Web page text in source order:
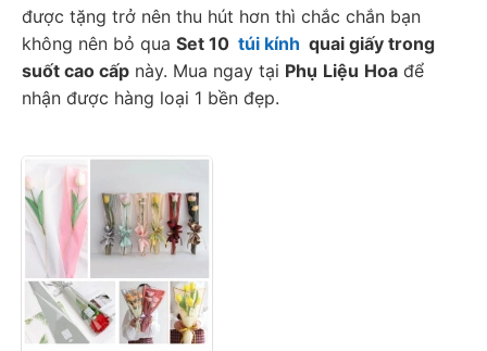
được tặng trở nên thu hút hơn thì chắc chắn bạn
không nên bỏ qua Set 10 túi kính
  quai giấy trong
suốt cao cấp này. Mua ngay tại Phụ Liệu Hoa để
nhận được hàng loại 1 bền đẹp.